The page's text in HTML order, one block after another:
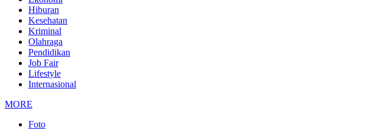
Hiburan
Kesehatan
Kriminal
Olahraga
Pendidikan
Job Fair
Lifestyle
Internasional
MORE
Foto